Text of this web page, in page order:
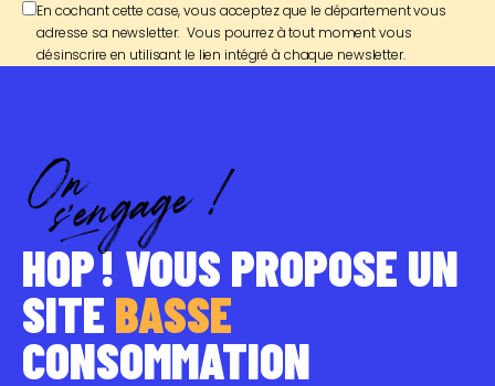
En cochant cette case, vous acceptez que le département vous
adresse sa newsletter. Vous pourrez à tout moment vous
désinscrire en utilisant le lien intégré à chaque newsletter.
HOP ! VOUS PROPOSE UN
SITE BASSE
CONSOMMATION